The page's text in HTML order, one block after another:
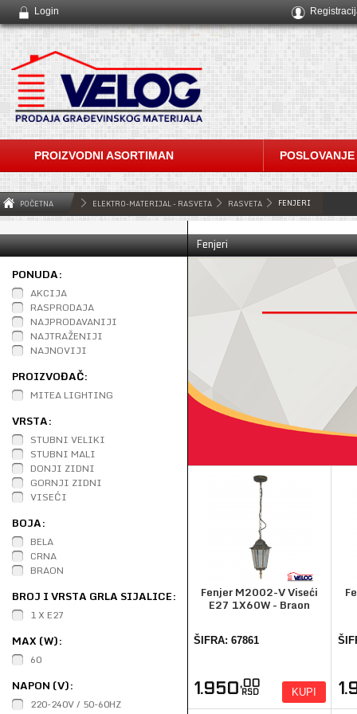
Login
PROIZVODNI ASORTIMAN POSLOVANJE
POČETNA ELEKTRO-MATERIJAL - RASVETA RASVETA FENJERI
PONUDA:
AKCIJA
RASPRODAJA
NAJPRODAVANIJI
NAJTRAŽENIJI
NAJNOVIJI
PROIZVOĐAČ:
MITEA LIGHTING
VRSTA:
STUBNI VELIKI
STUBNI MALI
DONJI ZIDNI
GORNJI ZIDNI
VISEĆI
BOJA:
BELA
CRNA
BRAON
BROJ I VRSTA GRLA SIJALICE:
1 X E27
MAX (W):
60
NAPON (V):
220-240V / 50-60HZ
Fenjeri
Fenjer M2002-V Viseći
E27 1X60W - Braon
ŠIFRA: 67861
1.950,00
RSD KUPI